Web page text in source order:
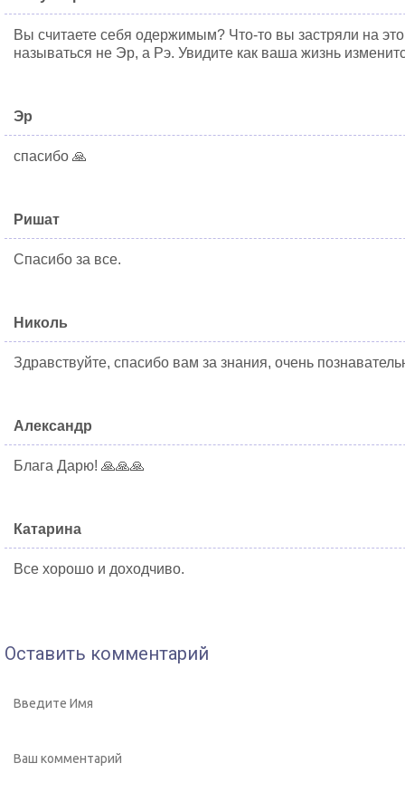
Вы считаете себя одержимым? Что-то вы застряли на
называться не Эр, а Рэ. Увидите как ваша жизнь
Эр
спасибо 🙏
Ришат
Спасибо за все.
Николь
Здравствуйте, спасибо вам за знания, очень
Александр
Блага Дарю! 🙏🙏🙏
Катарина
Все хорошо и доходчиво.
Оставить комментарий